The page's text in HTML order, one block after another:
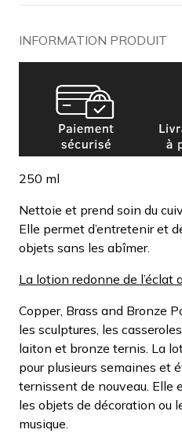
INFORMATION PRODUIT
250 ml
Nettoie et prend soin du
Elle permet d’entretenir et
objets sans les abîmer.
La lotion redonne de l’éclat
Copper, Brass and Bronze
les sculptures, les
laiton et bronze ternis. La
pour plusieurs semaines et
ternissent de nouveau. Elle
les objets de décoration ou
musique.